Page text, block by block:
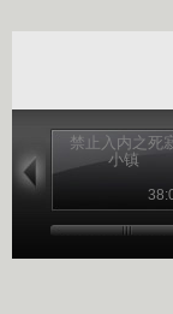
禁止入内之死
小镇